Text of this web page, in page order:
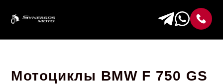
Мотоциклы BMW F 750 GS